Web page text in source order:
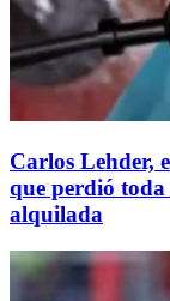
Carlos Lehder,
que perdió
alquilada